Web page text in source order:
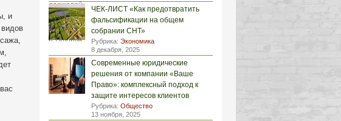
и
ЧЕК-ЛИСТ «Как предотвратить
фальсификации на общем
собрании СНТ»
Рубрика: Экономика
8 декабря, 2025
Современные юридические
решения от компании «Ваше
Право»: комплексный подход к
защите интересов клиентов
Рубрика: Общество
13 ноября, 2025